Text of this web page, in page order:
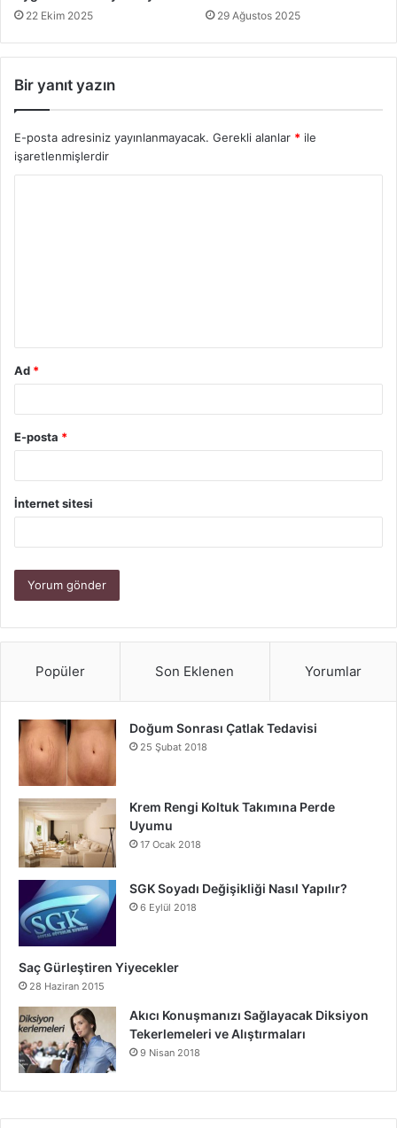
22 Ekim 2025 29 Ağustos 2025
Bir yanıt yazın
E-posta adresiniz yayınlanmayacak. Gerekli alanlar * ile
işaretlenmişlerdir
Ad *
E-posta *
İnternet sitesi
Popüler Son Eklenen Yorumlar
Doğum Sonrası Çatlak Tedavisi
25 Şubat 2018
Krem Rengi Koltuk Takımına Perde
Uyumu
17 Ocak 2018
SGK Soyadı Değişikliği Nasıl Yapılır?
6 Eylül 2018
Saç Gürleştiren Yiyecekler
28 Haziran 2015
Akıcı Konuşmanızı Sağlayacak Diksiyon
Tekerlemeleri ve Alıştırmaları
9 Nisan 2018